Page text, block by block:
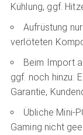
Kühlung, ggf.
Aufrüstung
verlöteten
Beim Import
ggf. noch hinzu:
Garantie,
Übliche Mini-
Gaming nicht